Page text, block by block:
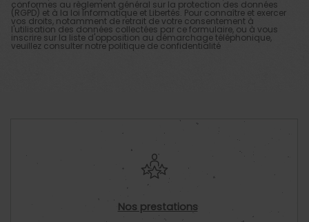
conformes au règlement général sur la protection des données
(RGPD) et à la loi Informatique et Libertés. Pour connaître et exercer
vos droits, notamment de retrait de votre consentement à
l'utilisation des données collectées par ce formulaire, ou à vous
inscrire sur la liste d'opposition au démarchage téléphonique,
veuillez consulter notrepolitique de confidentialité
Nos prestations